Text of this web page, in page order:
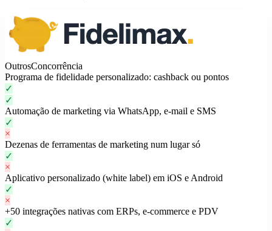
OutrosConcorrência
Programa de fidelidade personalizado: cashback ou pontos
✓
✓
Automação de marketing via WhatsApp, e-mail e SMS
✓
×
Dezenas de ferramentas de marketing num lugar só
✓
×
Aplicativo personalizado (white label) em iOS e Android
✓
×
+50 integrações nativas com ERPs, e-commerce e PDV
✓